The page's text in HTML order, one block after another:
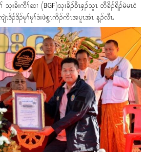
သုးခိးကီၢ်ဆၢ (BGF)သုးခိၣ်စီၤခၠ့ၣ်သူၤ တီခိၣ်ရိၣ်မဲမၤဝဲ
ၣ်ဒိၣ်မုၢ်မုၢ်ဒံးဖဲစွ့ၤကိၣ်ကိၤအပူၤအံၤ န့ၣ်လီၤ.